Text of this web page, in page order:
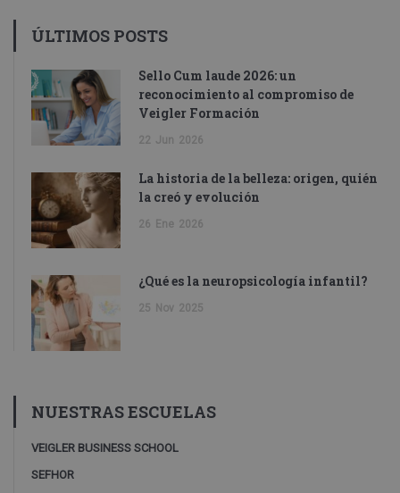
ÚLTIMOS POSTS
Sello Cum laude 2026: un
reconocimiento al compromiso de
Veigler Formación
22 Jun 2026
La historia de la belleza: origen, quién
la creó y evolución
26 Ene 2026
¿Qué es la neuropsicología infantil?
25 Nov 2025
NUESTRAS ESCUELAS
VEIGLER BUSINESS SCHOOL
SEFHOR